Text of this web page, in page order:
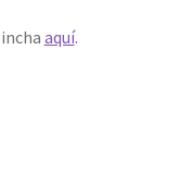
aquí.